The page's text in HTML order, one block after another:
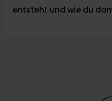
entsteht und wie du